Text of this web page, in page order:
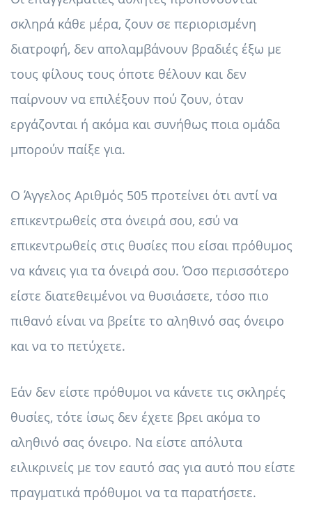
σκληρά κάθε μέρα, ζουν σε περιορισμένη
διατροφή, δεν απολαμβάνουν βραδιές έξω με
τους φίλους τους όποτε θέλουν και δεν
παίρνουν να επιλέξουν πού ζουν, όταν
εργάζονται ή ακόμα και συνήθως ποια ομάδα
μπορούν παίξε για.
Ο Άγγελος Αριθμός 505 προτείνει ότι αντί να
επικεντρωθείς στα όνειρά σου, εσύ να
επικεντρωθείς στις θυσίες που είσαι πρόθυμος
να κάνεις για τα όνειρά σου. Όσο περισσότερο
είστε διατεθειμένοι να θυσιάσετε, τόσο πιο
πιθανό είναι να βρείτε το αληθινό σας όνειρο
και να το πετύχετε.
Εάν δεν είστε πρόθυμοι να κάνετε τις σκληρές
θυσίες, τότε ίσως δεν έχετε βρει ακόμα το
αληθινό σας όνειρο. Να είστε απόλυτα
ειλικρινείς με τον εαυτό σας για αυτό που είστε
πραγματικά πρόθυμοι να τα παρατήσετε.